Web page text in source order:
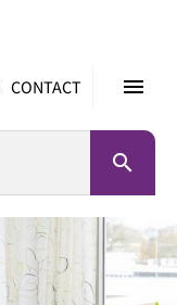
menu
CONTACT
search